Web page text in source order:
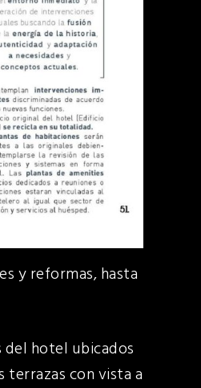
y reformas, hasta
hotel ubicados
terrazas con vista a